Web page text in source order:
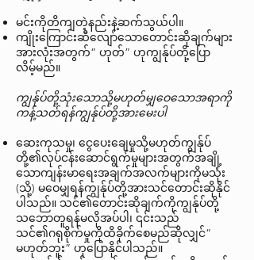
မင်းကိုတိကျတဲ့နည်းနဲ့ဆက်သွယ်ပါ။
ကျိုးကြောင်းဆီလျော်သောတောင်းဆိုချက်များ
အားလုံးအတွက်“ ဟုတ်” ဟုကျွန်ုပ်တို့ပြော
လိမ့်မည်။
ကျွန်ုပ်တို့သုံးသောသို့မဟုတ်မျှဝေသောအရာကို
ကန့်သတ်ရန်ကျွန်ုပ်တို့အားမေးပါ
ဆေးကုသမှု၊ ငွေပေးချေမှုသို့မဟုတ်ကျွန်ုပ်
တို့၏လုပ်ငန်းဆောင်ရွက်မှုများအတွက်အချို့
သောကျန်းမာရေးအချက်အလက်များကိုမသုံး
(သို့) မဝေမျှရန်ကျွန်ုပ်တို့အားသင်တောင်းဆိုနိုင်
ပါသည်။ သင်၏တောင်းဆိုချက်ကိုကျွန်ုပ်တို့
သဘောတူရန်မလိုအပ်ပါ၊ ၎င်းသည်
သင်၏ဂရုစိုက်မှုကိုထိခိုက်စေမည်ဆိုလျှင်“
မဟုတ်ဘူး” ဟုပြောနိုင်ပါသည်။